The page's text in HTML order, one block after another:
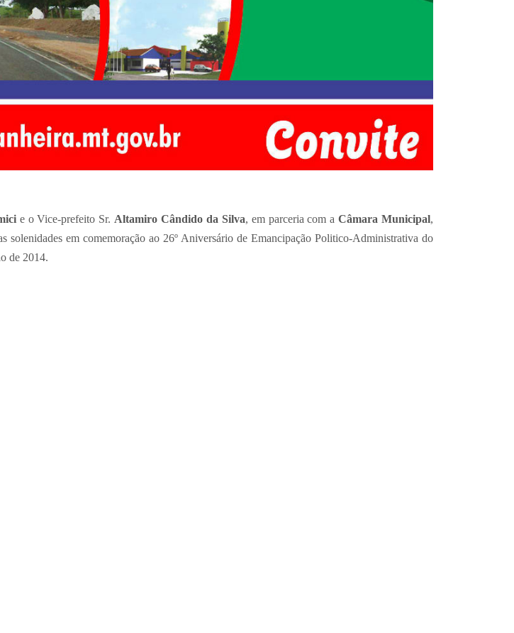
e o Vice-prefeito Sr. Altamiro Cândido da Silva, em parceria com aCâmara Municipal,
em comemoração ao 26º Aniversário de Emancipação Politico-Administrativa do
de 2014.